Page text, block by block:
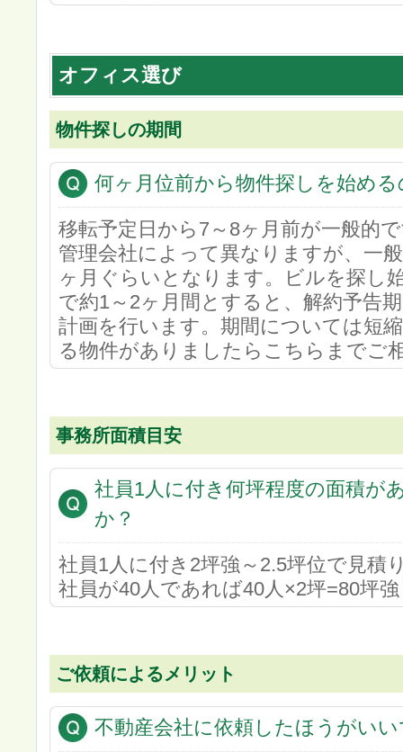
オフィス選び
物件探しの期間
何ヶ月位前から物件探しを始め
移転予定日から7～8ヶ月前が一般的
管理会社によって異なりますが、一
ヶ月ぐらいとなります。ビルを探し
で約1～2ヶ月間とすると、解約予告
計画を行います。期間については短
る物件がありましたらこちらまでご
事務所面積目安
社員1人に付き何坪程度の面積が
か？
社員1人に付き2坪強～2.5坪位で見積
社員が40人であれば40人×2坪=80坪
ご依頼によるメリット
不動産会社に依頼したほうがい